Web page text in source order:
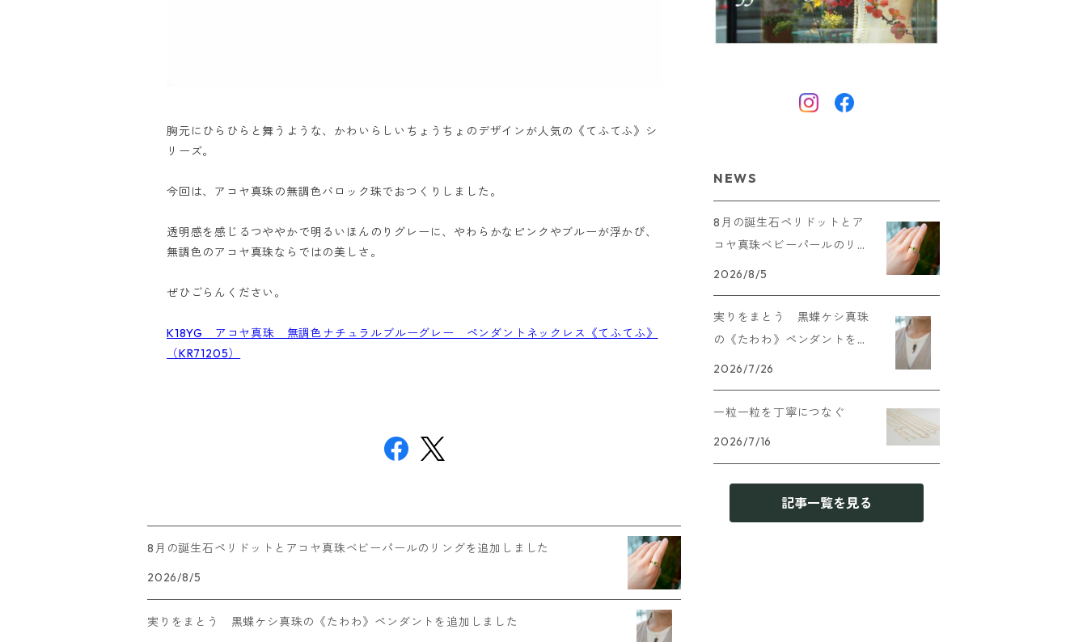
胸元にひらひらと舞うような、かわいらしいちょうちょのデザインが人気の《てふてふ》シ
リーズ。
今回は、アコヤ真珠の無調色バロック珠でおつくりしました。
透明感を感じるつややかで明るいほんのりグレーに、やわらかなピンクやブルーが浮かび、
無調色のアコヤ真珠ならではの美しさ。
ぜひごらんください。
K18YG アコヤ真珠 無調色ナチュラルブルーグレー ペンダントネックレス《てふてふ》
（KR71205）
8月の誕生石ペリドットとアコヤ真珠ベビーパールのリングを追加しました
2026/8/5
実りをまとう 黒蝶ケシ真珠の《たわわ》ペンダントを追加しました
NEWS
8月の誕生石ペリドットとア
コヤ真珠ベビーパールのリン
グを追加しました
2026/8/5
実りをまとう 黒蝶ケシ真珠
の《たわわ》ペンダントを追
加しました
2026/7/26
一粒一粒を丁寧につなぐ
2026/7/16
記事一覧を見る